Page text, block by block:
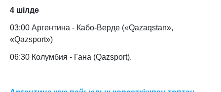
4 шілде
03:00 Аргентина - Кабо-Верде («Qazaqstan»,
«Qazsport»)
06:30 Колумбия - Гана (Qazsport).